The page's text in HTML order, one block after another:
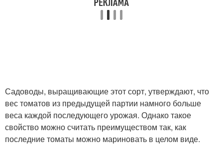
Садоводы, выращивающие этот сорт, утверждают, что
вес томатов из предыдущей партии намного больше
веса каждой последующего урожая. Однако такое
свойство можно считать преимуществом так, как
последние томаты можно мариновать в целом виде.